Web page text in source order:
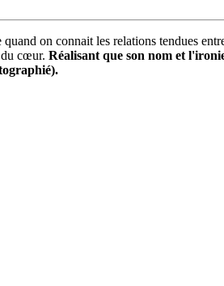
on connait les relations tendues
cœur. Réalisant que son nom et